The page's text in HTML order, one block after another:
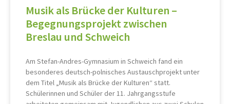
Musik als Brücke der Kulturen –
Begegnungsprojekt zwischen
Breslau und Schweich
Am Stefan-Andres-Gymnasium in Schweich fand ein
besonderes deutsch-polnisches Austauschprojekt unter
dem Titel „Musik als Brücke der Kulturen“ statt.
Schülerinnen und Schüler der 11. Jahrgangsstufe